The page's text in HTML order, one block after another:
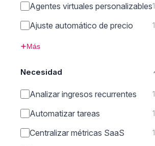
Agentes virtuales personalizables1
Ajuste automático de precio 1
Más
Necesidad
Analizar ingresos recurrentes 1
Automatizar tareas 1
Centralizar métricas SaaS 1